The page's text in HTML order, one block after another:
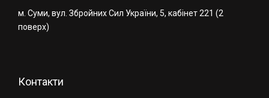
м. Суми, вул. Збройних Сил України, 5, кабінет 221 (2
поверх)
Контакти